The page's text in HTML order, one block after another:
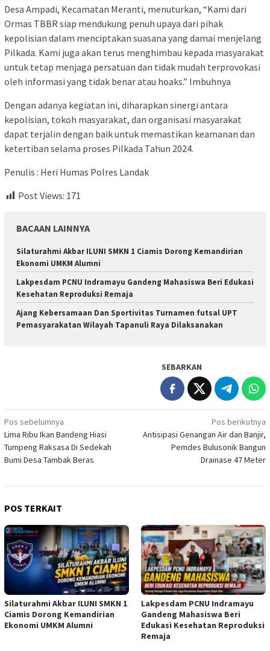
Desa Ampadi, Kecamatan Meranti, menuturkan, “Kami dari
Ormas TBBR siap mendukung penuh upaya dari pihak
kepolisian dalam menciptakan suasana yang damai menjelang
Pilkada. Kami juga akan terus menghimbau kepada masyarakat
untuk tetap menjaga persatuan dan tidak mudah terprovokasi
oleh informasi yang tidak benar atau hoaks.” Imbuhnya
Dengan adanya kegiatan ini, diharapkan sinergi antara
kepolisian, tokoh masyarakat, dan organisasi masyarakat
dapat terjalin dengan baik untuk memastikan keamanan dan
ketertiban selama proses Pilkada Tahun 2024.
Penulis : Heri Humas Polres Landak
Post Views: 171
BACAAN LAINNYA
Silaturahmi Akbar ILUNI SMKN 1 Ciamis Dorong Kemandirian
Ekonomi UMKM Alumni
Lakpesdam PCNU Indramayu Gandeng Mahasiswa Beri Edukasi
Kesehatan Reproduksi Remaja
Ajang Kebersamaan Dan Sportivitas Turnamen futsal UPT
Pemasyarakatan Wilayah Tapanuli Raya Dilaksanakan
SEBARKAN
Navigasi
pos
Pos sebelumnya
Lima Ribu Ikan Bandeng Hiasi
Tumpeng Raksasa Di Sedekah
Bumi Desa Tambak Beras
Pos berikutnya
Antisipasi Genangan Air dan Banjir,
Pemdes Bulusonik Bangun
Drainase 47 Meter
POS TERKAIT
Silaturahmi Akbar ILUNI SMKN 1
Ciamis Dorong Kemandirian
Ekonomi UMKM Alumni
Lakpesdam PCNU Indramayu
Gandeng Mahasiswa Beri
Edukasi Kesehatan Reproduksi
Remaja